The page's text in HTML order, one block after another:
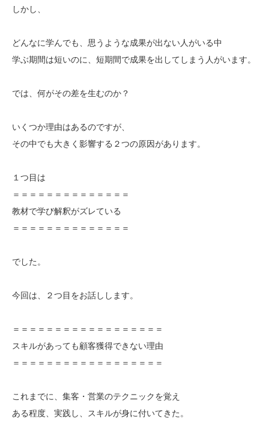
しかし、
どんなに学んでも、思うような成果が出ない人がいる中
学ぶ期間は短いのに、短期間で成果を出してしまう人がいます。
では、何がその差を生むのか？
いくつか理由はあるのですが、
その中でも大きく影響する２つの原因があります。
１つ目は
＝＝＝＝＝＝＝＝＝＝＝＝＝＝
教材で学び解釈がズレている
＝＝＝＝＝＝＝＝＝＝＝＝＝＝
でした。
今回は、２つ目をお話しします。
＝＝＝＝＝＝＝＝＝＝＝＝＝＝＝＝＝＝
スキルがあっても顧客獲得できない理由
＝＝＝＝＝＝＝＝＝＝＝＝＝＝＝＝＝＝
これまでに、集客・営業のテクニックを覚え
ある程度、実践し、スキルが身に付いてきた。